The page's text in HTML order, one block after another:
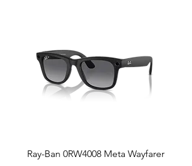
Ray-Ban 0RW4008 Meta Wayfarer